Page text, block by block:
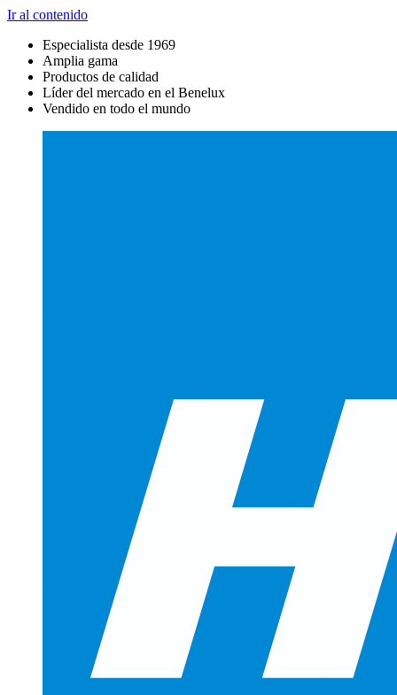
Ir al contenido
Especialista desde 1969
Amplia gama
Productos de calidad
Líder del mercado en el Benelux
Vendido en todo el mundo